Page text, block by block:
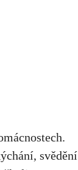
svědění